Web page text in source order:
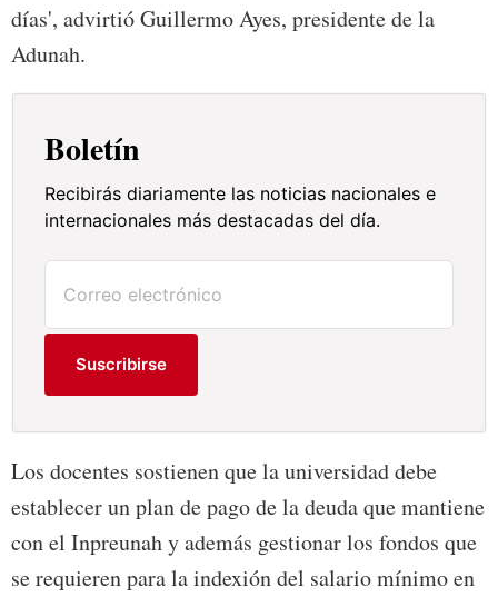
días', advirtió Guillermo Ayes, presidente de la
Adunah.
Boletín
Recibirás diariamente las noticias nacionales e
internacionales más destacadas del día.
Suscribirse
Los docentes sostienen que la universidad debe
establecer un plan de pago de la deuda que mantiene
con el Inpreunah y además gestionar los fondos que
se requieren para la indexión del salario mínimo en